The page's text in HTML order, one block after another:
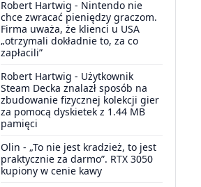
Robert Hartwig - Nintendo nie
chce zwracać pieniędzy graczom.
Firma uważa, że klienci u USA
„otrzymali dokładnie to, za co
zapłacili”
Robert Hartwig - Użytkownik
Steam Decka znalazł sposób na
zbudowanie fizycznej kolekcji gier
za pomocą dyskietek z 1.44 MB
pamięci
Olin - „To nie jest kradzież, to jest
praktycznie za darmo”. RTX 3050
kupiony w cenie kawy